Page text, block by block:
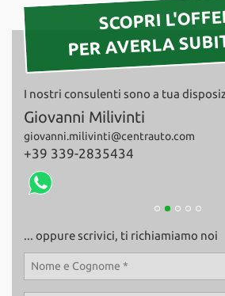
SCOPRI
PER AVERLA
I nostri consulenti sono a tua
Giovanni Milivinti
giovanni.milivinti@centrauto.com
+39 339-2835434
... oppure scrivici, ti richiamiamo noi
la
Salva
le
impostazioni